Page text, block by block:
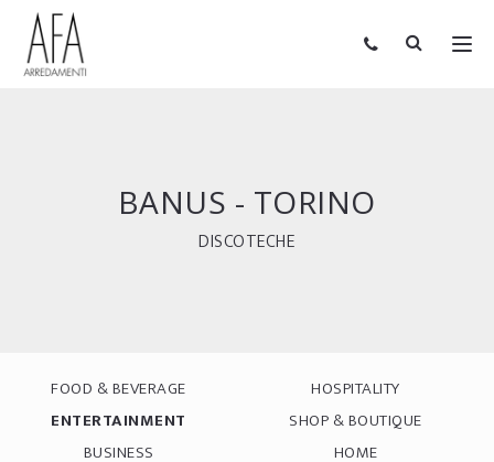
BANUS - TORINO
DISCOTECHE
FOOD & BEVERAGE
HOSPITALITY
ENTERTAINMENT
SHOP & BOUTIQUE
BUSINESS
HOME